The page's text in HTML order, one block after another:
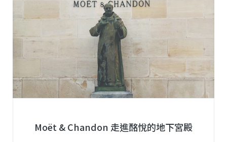
Moët & Chandon 走進酩悅的地下宮殿